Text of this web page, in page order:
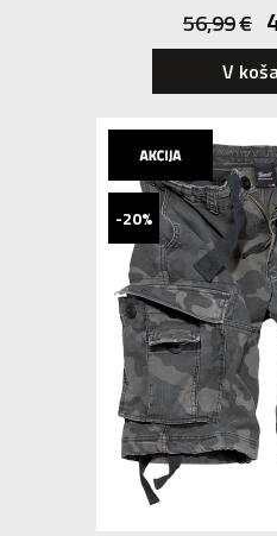
56,99€
V
-20%